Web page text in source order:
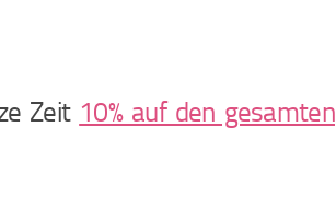
Zeit 10% auf den gesamten